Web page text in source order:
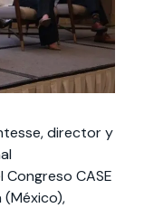
director y
CASE
(México),